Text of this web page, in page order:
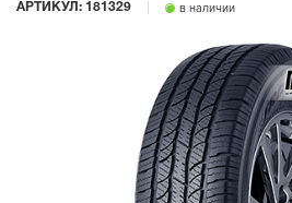
АРТИКУЛ: 181329 в наличии